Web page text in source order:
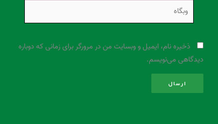
وبگاه
ذخیره نام، ایمیل و وبسایت من در مرورگر برای زمانی که دوباره
دیدگاهی می‌نویسم.